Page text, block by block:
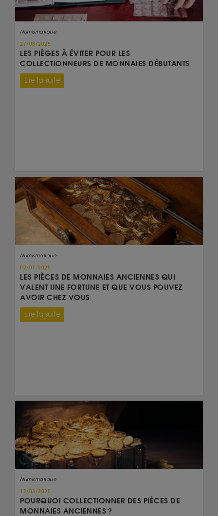
Numismatique
27/08/2025
LES PIÈGES À ÉVITER POUR LES
COLLECTIONNEURS DE MONNAIES DÉBUTANTS
Lire la suite
Numismatique
02/07/2025
LES PIÈCES DE MONNAIES ANCIENNES QUI
VALENT UNE FORTUNE ET QUE VOUS POUVEZ
AVOIR CHEZ VOUS
Lire la suite
Numismatique
12/03/2025
POURQUOI COLLECTIONNER DES PIÈCES DE
MONNAIES ANCIENNES ?